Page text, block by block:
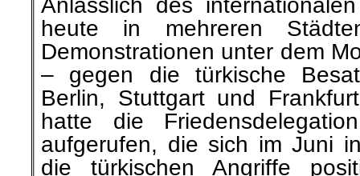
Den Blick in die Welt könne
versperren, so ein
große Welt schon, aber nicht
du überhäuft mit guten
´s Make-up, für´s
Sex, für Gartenpflege und,
flach Gebürstetes haben
simple, alltagsnahe